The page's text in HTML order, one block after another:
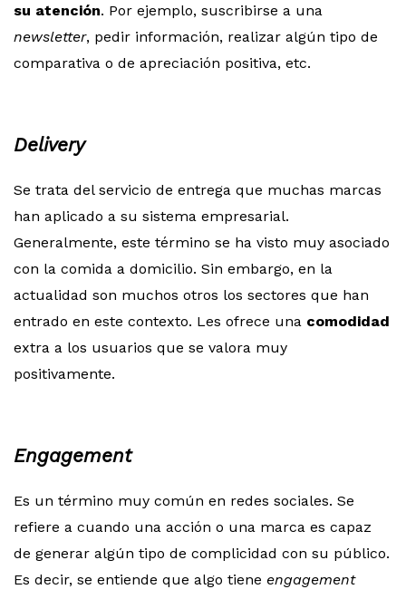
su atención. Por ejemplo, suscribirse a una
newsletter, pedir información, realizar algún tipo de
comparativa o de apreciación positiva, etc.
Delivery
Se trata del servicio de entrega que muchas marcas
han aplicado a su sistema empresarial.
Generalmente, este término se ha visto muy asociado
con la comida a domicilio. Sin embargo, en la
actualidad son muchos otros los sectores que han
entrado en este contexto. Les ofrece una comodidad
extra a los usuarios que se valora muy
positivamente.
Engagement
Es un término muy común en redes sociales. Se
refiere a cuando una acción o una marca es capaz
de generar algún tipo de complicidad con su público.
Es decir, se entiende que algo tiene engagement